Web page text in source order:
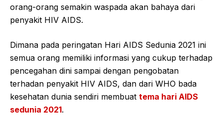
orang-orang semakin waspada akan bahaya dari
penyakit HIV AIDS.
Dimana pada peringatan Hari AIDS Sedunia 2021 ini
semua orang memiliki informasi yang cukup terhadap
pencegahan dini sampai dengan pengobatan
terhadan penyakit HIV AIDS, dan dari WHO bada
kesehatan dunia sendiri membuat tema hari AIDS
sedunia 2021.